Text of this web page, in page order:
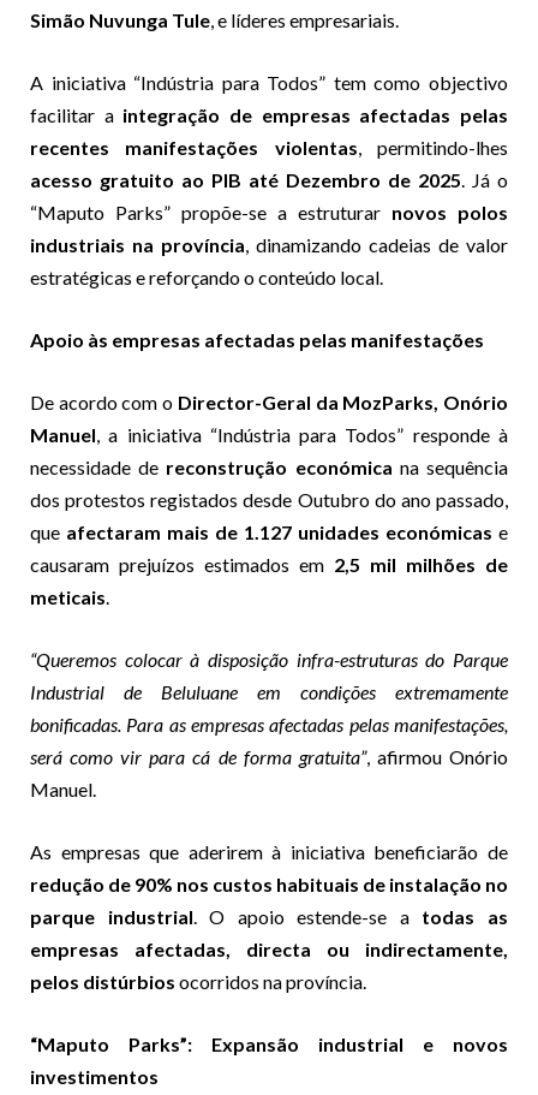
Simão Nuvunga Tule, e líderes empresariais.
A iniciativa “Indústria para Todos” tem como objectivo
facilitar a integração de empresas afectadas pelas
recentes manifestações violentas, permitindo-lhes
acesso gratuito ao PIB até Dezembro de 2025. Já o
“Maputo Parks” propõe-se a estruturar novos polos
industriais na província, dinamizando cadeias de valor
estratégicas e reforçando o conteúdo local.
Apoio às empresas afectadas pelas manifestações
De acordo com o Director-Geral da MozParks, Onório
Manuel, a iniciativa “Indústria para Todos” responde à
necessidade de reconstrução económica na sequência
dos protestos registados desde Outubro do ano passado,
que afectaram mais de 1.127 unidades económicas e
causaram prejuízos estimados em 2,5 mil milhões de
meticais.
“Queremos colocar à disposição infra-estruturas do Parque
Industrial de Beluluane em condições extremamente
bonificadas. Para as empresas afectadas pelas manifestações,
será como vir para cá de forma gratuita”, afirmou Onório
Manuel.
As empresas que aderirem à iniciativa beneficiarão de
redução de 90% nos custos habituais de instalação no
parque industrial. O apoio estende-se a todas as
empresas afectadas, directa ou indirectamente,
pelos distúrbios ocorridos na província.
“Maputo Parks”: Expansão industrial e novos
investimentos